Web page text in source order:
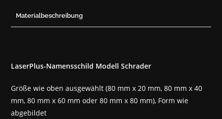
Materialbeschreibung
LaserPlus-Namensschild Modell Schrader
Größe wie oben ausgewählt (80 mm x 20 mm, 80 mm x 40
mm, 80 mm x 60 mm oder 80 mm x 80 mm), Form wie
abgebildet